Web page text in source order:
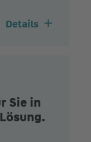
Details
Sie in